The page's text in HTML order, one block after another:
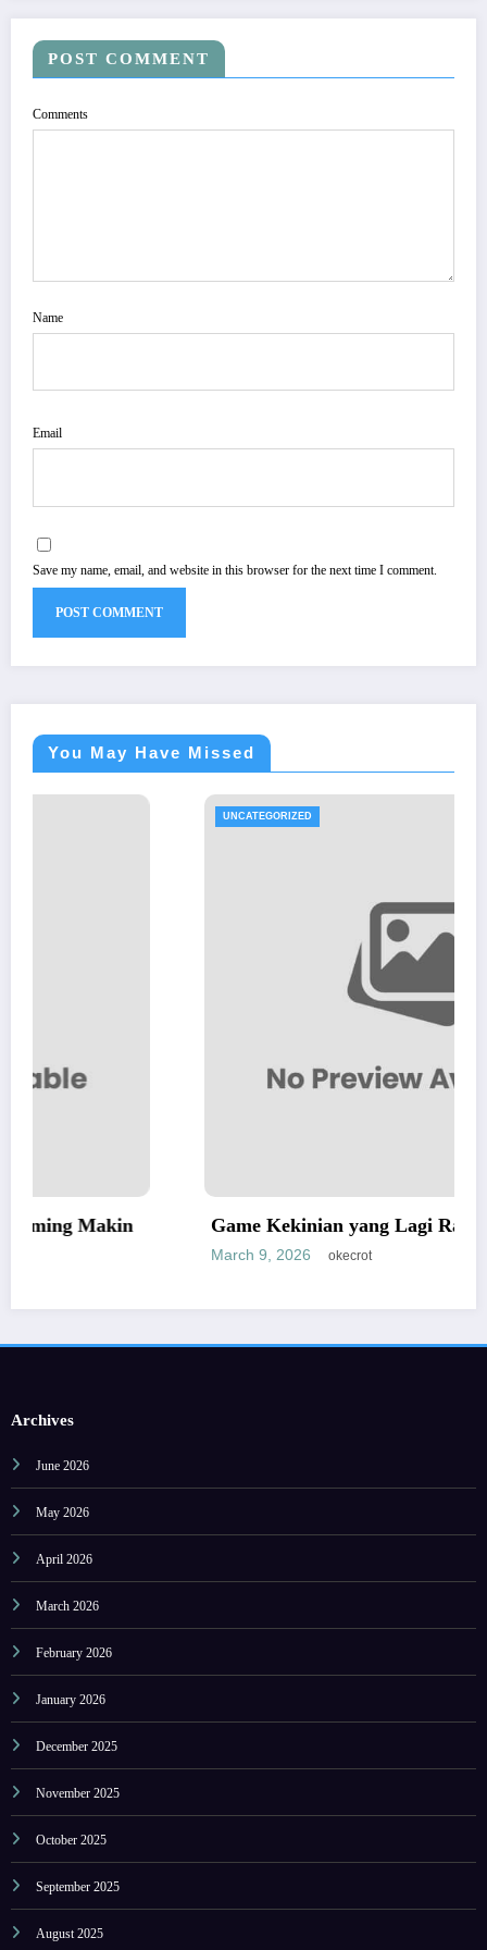
POST COMMENT
Comments
Name
Email
Save my name, email, and website in this browser for the next time I comment.
You May Have Missed
Game Kekinian yang Lagi Ramai Dibahas
okecrot
Archives
June 2026
May 2026
April 2026
March 2026
February 2026
January 2026
December 2025
November 2025
October 2025
September 2025
August 2025